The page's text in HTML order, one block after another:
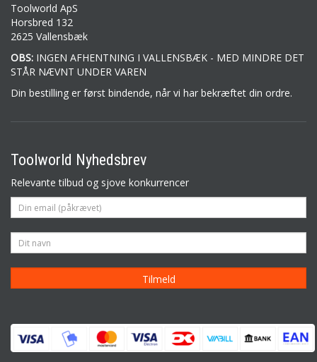
Toolworld ApS
Horsbred 132
2625 Vallensbæk
OBS: INGEN AFHENTNING I VALLENSBÆK - MED MINDRE DET
STÅR NÆVNT UNDER VAREN
Din bestilling er først bindende, når vi har bekræftet din ordre.
Toolworld Nyhedsbrev
Relevante tilbud og sjove konkurrencer